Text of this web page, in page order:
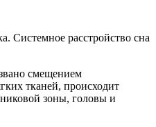
Системное расстройство сна
смещением
тканей, происходит
зоны, головы и